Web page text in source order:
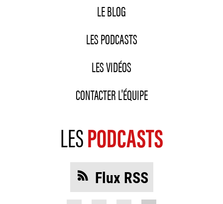
LE BLOG
LES PODCASTS
LES VIDÉOS
CONTACTER L'ÉQUIPE
LESPODCASTS
Flux RSS